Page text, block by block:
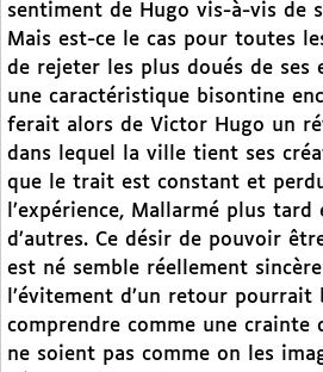
sentiment de Hugo vis-à-vis de
Mais est-ce le cas pour toutes
de rejeter les plus doués de ses
une caractéristique bisontine
ferait alors de Victor Hugo un
dans lequel la ville tient ses
que le trait est constant et
l’expérience, Mallarmé plus tard
d’autres. Ce désir de pouvoir
est né semble réellement
l’évitement d’un retour pourrait
comprendre comme une crainte
ne soient pas comme on les